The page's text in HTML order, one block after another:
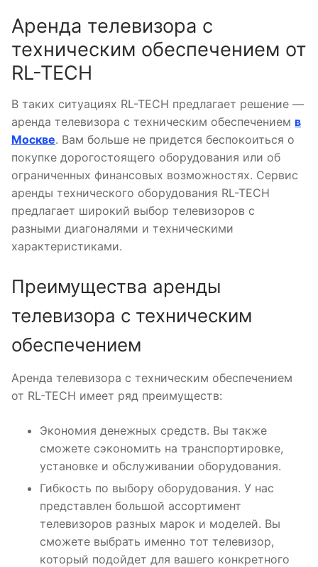
Аренда телевизора с
техническим обеспечением от
RL-TECH
В таких ситуациях RL-TECH предлагает решение —
аренда телевизора с техническим обеспечением в
Москве. Вам больше не придется беспокоиться о
покупке дорогостоящего оборудования или об
ограниченных финансовых возможностях. Сервис
аренды технического оборудования RL-TECH
предлагает широкий выбор телевизоров с
разными диагоналями и техническими
характеристиками.
Преимущества аренды
телевизора с техническим
обеспечением
Аренда телевизора с техническим обеспечением
от RL-TECH имеет ряд преимуществ:
Экономия денежных средств. Вы также
сможете сэкономить на транспортировке,
установке и обслуживании оборудования.
Гибкость по выбору оборудования. У нас
представлен большой ассортимент
телевизоров разных марок и моделей. Вы
сможете выбрать именно тот телевизор,
который подойдет для вашего конкретного